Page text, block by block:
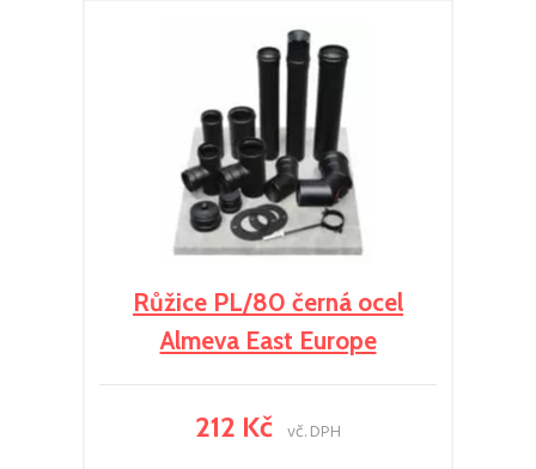
Růžice PL/80 černá ocel
Almeva East Europe
212 Kč vč. DPH